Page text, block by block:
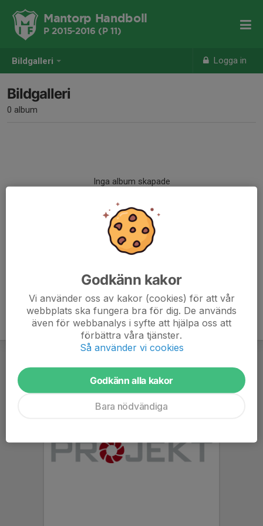
Bildgalleri Logga in
Mantorp Handboll
P 2015-2016 (P 11)
Bildgalleri
0 album
Inga album skapade
Godkänn kakor
Vi använder oss av kakor (cookies) för att vår
webbplats ska fungera bra för dig. De används
även för webbanalys i syfte att hjälpa oss att
förbättra våra tjänster.
Så använder vi cookies
Godkänn alla kakor
Bara nödvändiga